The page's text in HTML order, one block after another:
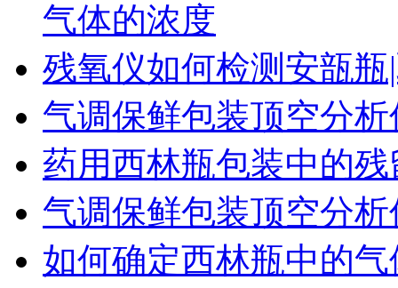
气体的浓度
残氧仪如何检测安瓿
气调保鲜包装顶空分
药用西林瓶包装中的
气调保鲜包装顶空分
如何确定西林瓶中的